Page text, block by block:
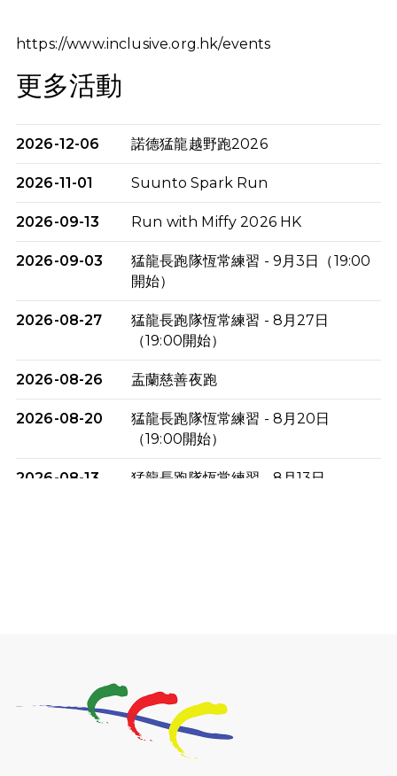
https://www.inclusive.org.hk/events
更多活動
2026-12-06 諾德猛龍越野跑2026
2026-11-01 Suunto Spark Run
2026-09-13 Run with Miffy 2026 HK
2026-09-03
猛龍長跑隊恆常練習 - 9月3日（19:00
開始）
2026-08-27
猛龍長跑隊恆常練習 - 8月27日
（19:00開始）
2026-08-26 盂蘭慈善夜跑
2026-08-20
猛龍長跑隊恆常練習 - 8月20日
（19:00開始）
2026-08-13
猛龍長跑隊恆常練習 - 8月13日
2026-07-23
猛龍長跑隊恆常練習 - 7月23日
（19:00開始）
猛龍長跑隊恆常練習 - 7月16日